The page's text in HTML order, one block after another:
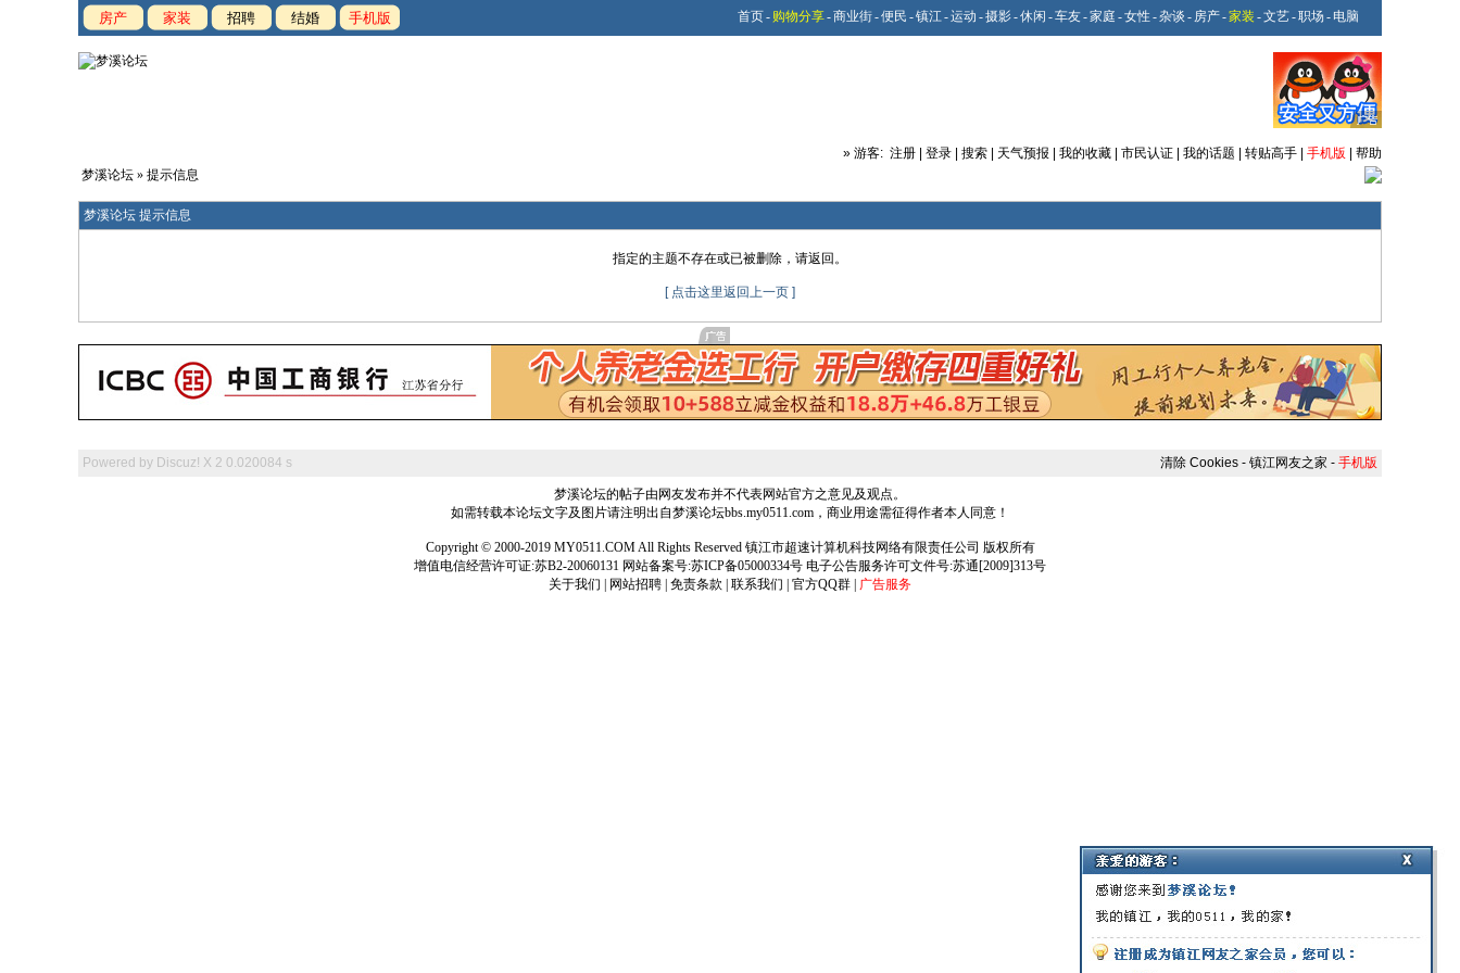
房产 家装 招聘 结婚 手机版 首页- 购物分享-商业街-便民 -镇江-运动 -摄影-休闲 -车友-家庭 -女性 -杂谈 - 房产-家装 -文艺-职场 - 电脑
» 游客: 注册 登录 搜索 天气预报 我的收藏 市民认证 我的话题 转贴高手 手机版
帮助
梦溪论坛 » 提示信息
梦溪论坛 提示信息
指定的主题不存在或已被删除，请返回。
[ 点击这里返回上一页 ]
Powered by Discuz! X 2 0.020084 s 清除 Cookies - 镇江网友之家 - 手机版
梦溪论坛的帖子由网友发布并不代表网站官方之意见及观点。
如需转载本论坛文字及图片请注明出自梦溪论坛bbs.my0511.com，商业用途需征得作者本人同意！
Copyright © 2000-2019 MY0511.COM All Rights Reserved 镇江市超速计算机科技网络有限责任公司 版权所有
增值电信经营许可证:苏B2-20060131 网站备案号:苏ICP备05000334号 电子公告服务许可文件号:苏通[2009]313号
关于我们
网站招聘 免责条款 联系我们 官方QQ群 广告服务